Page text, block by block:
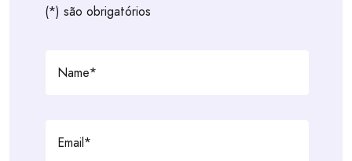
(*) são obrigatórios